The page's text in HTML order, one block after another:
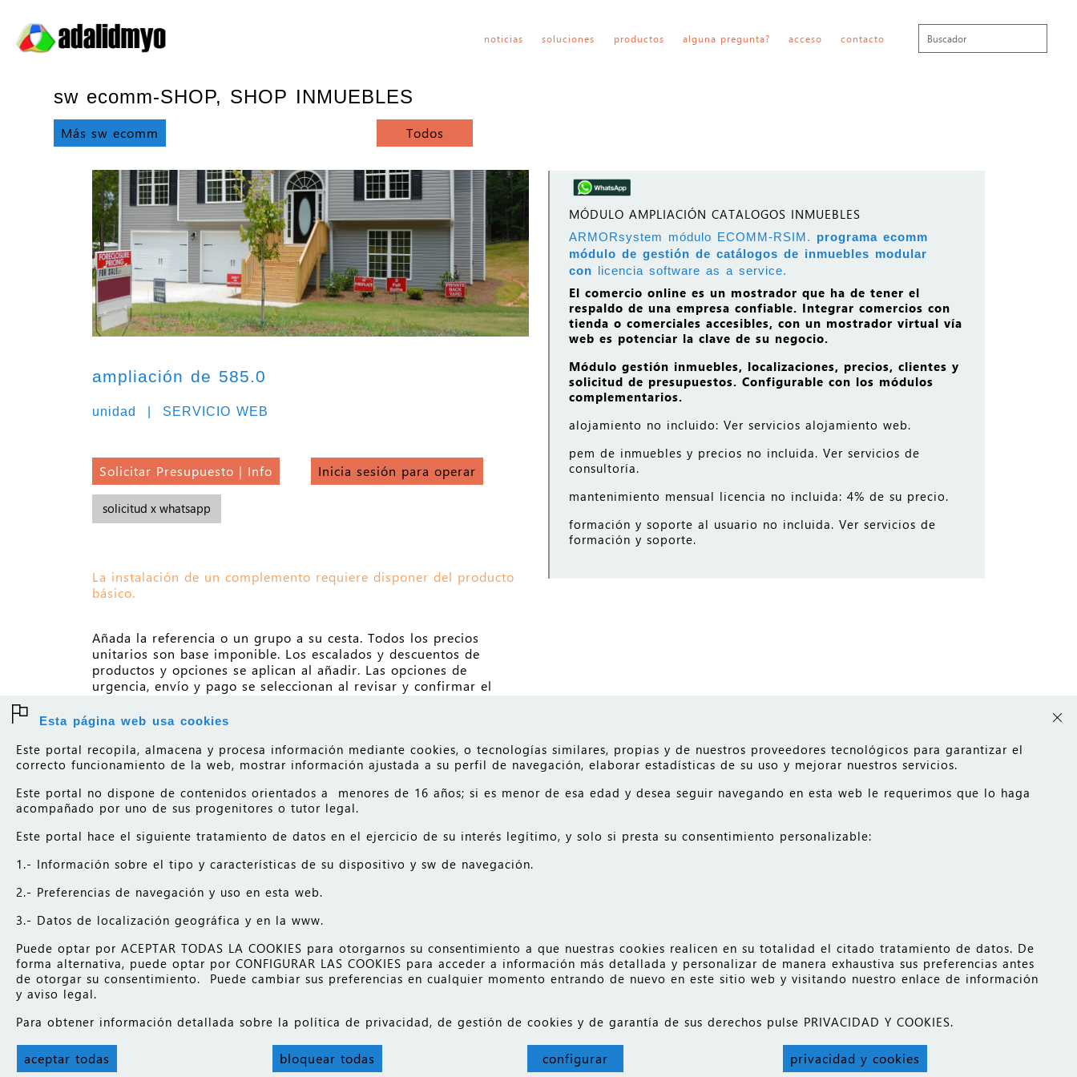
Esta página web usa cookies
Este portal recopila, almacena y procesa información mediante cookies, o tecnologías similares, propias y de nuestros proveedores tecnológicos para garantizar el
correcto funcionamiento de la web, mostrar información ajustada a su perfil de navegación, elaborar estadísticas de su uso y mejorar nuestros servicios.
Este portal no dispone de contenidos orientados a menores de 16 años; si es menor de esa edad y desea seguir navegando en esta web le requerimos que lo haga
acompañado por uno de sus progenitores o tutor legal.
Este portal hace el siguiente tratamiento de datos en el ejercicio de su interés legítimo, y solo si presta su consentimiento personalizable:
1.- Información sobre el tipo y características de su dispositivo y sw de navegación.
2.- Preferencias de navegación y uso en esta web.
3.- Datos de localización geográfica y en la www.
Puede optar por ACEPTAR TODAS LA COOKIES para otorgarnos su consentimiento a que nuestras cookies realicen en su totalidad el citado tratamiento de datos. De
forma alternativa, puede optar por CONFIGURAR LAS COOKIES para acceder a información más detallada y personalizar de manera exhaustiva sus preferencias antes
de otorgar su consentimiento. Puede cambiar sus preferencias en cualquier momento entrando de nuevo en este sitio web y visitando nuestro enlace de información
y aviso legal.
Para obtener información detallada sobre la política de privacidad, de gestión de cookies y de garantía de sus derechos pulse PRIVACIDAD Y COOKIES.
aceptar todas bloquear todas configurar privacidad y cookies
noticias soluciones productos alguna pregunta? acceso contacto
sw ecomm-SHOP, SHOP INMUEBLES
Más sw ecomm Todos
ampliación de 585.0
unidad | SERVICIO WEB
Solicitar Presupuesto | Info Inicia sesión para operar
solicitud x whatsapp
La instalación de un complemento requiere disponer del producto
básico.
Añada la referencia o un grupo a su cesta. Todos los precios
unitarios son base imponible. Los escalados y descuentos de
productos y opciones se aplican al añadir. Las opciones de
urgencia, envío y pago se seleccionan al revisar y confirmar el
MÓDULO AMPLIACIÓN CATALOGOS INMUEBLES
ARMORsystem módulo ECOMM-RSIM. programa ecomm
módulo de gestión de catálogos de inmuebles modular
con licencia software as a service.
El comercio online es un mostrador que ha de tener el
respaldo de una empresa confiable. Integrar comercios con
tienda o comerciales accesibles, con un mostrador virtual vía
web es potenciar la clave de su negocio.
Módulo gestión inmuebles, localizaciones, precios, clientes y
solicitud de presupuestos. Configurable con los módulos
complementarios.
alojamiento no incluido: Ver servicios alojamiento web.
pem de inmuebles y precios no incluida. Ver servicios de
consultoría.
mantenimiento mensual licencia no incluida: 4% de su precio.
formación y soporte al usuario no incluida. Ver servicios de
formación y soporte.
Productos básicos de los que este producto es complemento.
SHOP-
CORPORATIVA
650.0€
CONTACTO
SHOP || TPV || CRM || MIS || ARMORsystem